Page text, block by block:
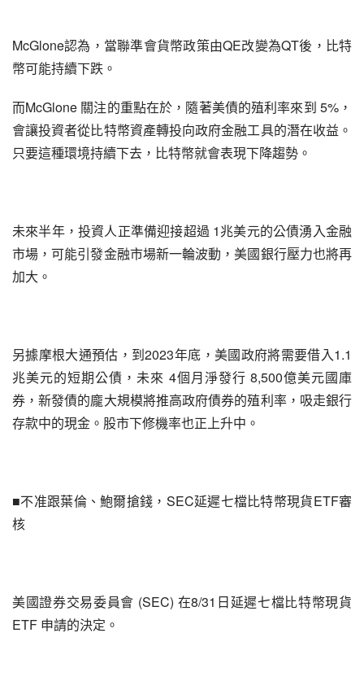
McGlone認為，當聯準會貨幣政策由QE改變為QT後，比特
幣可能持續下跌。
而McGlone 關注的重點在於，隨著美債的殖利率來到 5%，
會讓投資者從比特幣資產轉投向政府金融工具的潛在收益。
只要這種環境持續下去，比特幣就會表現下降趨勢。
未來半年，投資人正準備迎接超過 1兆美元的公債湧入金融
市場，可能引發金融市場新一輪波動，美國銀行壓力也將再
加大。
另據摩根大通預估，到2023年底，美國政府將需要借入1.1
兆美元的短期公債，未來 4個月淨發行 8,500億美元國庫
券，新發債的龐大規模將推高政府債券的殖利率，吸走銀行
存款中的現金。股市下修機率也正上升中。
■不准跟葉倫、鮑爾搶錢，SEC延遲七檔比特幣現貨ETF審
核
美國證券交易委員會 (SEC) 在8/31日延遲七檔比特幣現貨
ETF 申請的決定。